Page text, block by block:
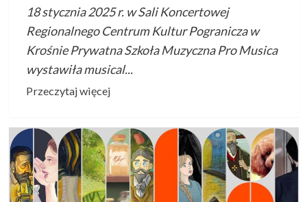
18 stycznia 2025 r. w Sali Koncertowej
Regionalnego Centrum Kultur Pogranicza w
Krośnie Prywatna Szkoła Muzyczna Pro Musica
wystawiła musical...
Przeczytaj więcejPrzeczytaj
Musical
ENCANTO
–
Prywatna